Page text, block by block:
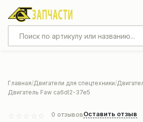
Главная Двигатели для спецтехники
Двигатель Faw ca6dl2-37e5
0 отзывовОставить отзыв